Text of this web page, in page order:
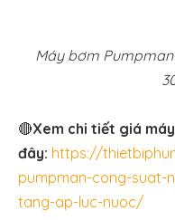
Máy bơm
🔴Xem chi tiết giá
đây: https://
pumpman-cong-suat-
tang-ap-luc-nuoc/